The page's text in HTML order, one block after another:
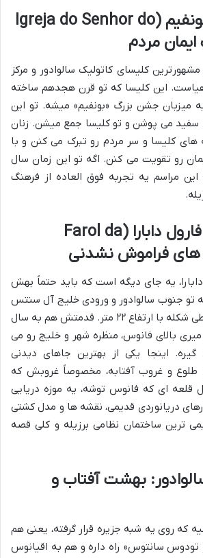
کلیسای ارباب بونفیم (Igreja do Senhor do
کلیسای کاتولیک سالوادور و مرکز
این کلیسا که تو قرن هجدهم ساخته
میزبان جشن بزرگ «بونفیم» میشه. تو این
می پوشن و تو کلیسا جمع میشن. زنان
های کلیسا و سر مردم رو تبرک می کنن و با
رو تقویت می کنن. اگه تو این زمان سال
این مراسم یه تجربه فوق العاده از فرهنگ
فانوس دریایی فارول دابارا (Farol da
یه جای دیگه است که باید حتماً بهش
تو جنوب سالوادور و ورودی خلیج آل سنتس
قرار داره، یه برج مخروطی شکله با ارتفاع ۲۲ متر. قدمتش هم به سال
میری بالای فانوس، منظره شهر و خلیج رو می
اینجا یکی از بهترین جاهای دیدنی
طلوع و غروب آفتابه، مخصوصاً غروبش که
قلعه ای که فانوس توشه، یه موزه دریایی
دریانوردی قدیمی، نقشه ها و مدل کشتی
ترین ساختمان نظامی برزیله و کلی قصه
بهشت آفتاب و
که روی یه شبه جزیره قرار گرفته، یعنی هم
تودوس سانتوس» راه داره و هم به اقیانوس